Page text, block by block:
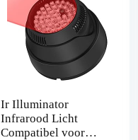
Ir Illuminator
Infrarood Licht
Compatibel voor